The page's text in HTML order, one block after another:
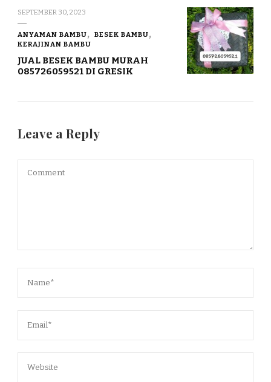
SEPTEMBER 30, 2023
ANYAMAN BAMBU
BESEK BAMBU
KERAJINAN BAMBU
JUAL BESEK BAMBU MURAH
085726059521 DI GRESIK
Leave a Reply